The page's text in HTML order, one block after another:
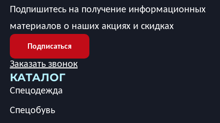
КАТАЛОГ
Спецодежда
Спецобувь
Подпишитесь на получение информационных
материалов о наших акциях и скидках
Подписаться
Заказать звонок